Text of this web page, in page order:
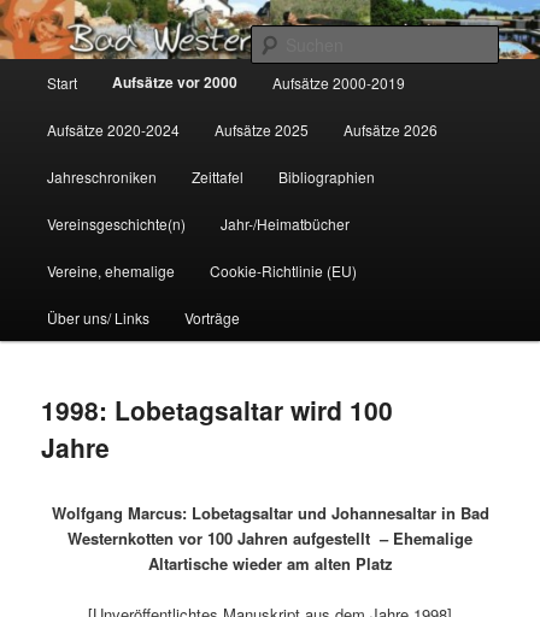
Zum
primären
Inhalt
springen
Gemeinsam für Bad Westernkotten
Start Aufsätze vor 2000 Aufsätze 2000-2019
Aufsätze 2020-2024 Aufsätze 2025 Aufsätze 2026
Jahreschroniken Zeittafel Bibliographien
Vereinsgeschichte(n) Jahr-/Heimatbücher
Vereine, ehemalige Cookie-Richtlinie (EU)
Über uns/ Links Vorträge
1998: Lobetagsaltar wird 100
Jahre
Wolfgang Marcus: Lobetagsaltar und Johannesaltar in Bad
Westernkotten vor 100 Jahren aufgestellt – Ehemalige
Altartische wieder am alten Platz